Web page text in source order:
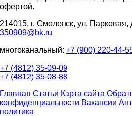
офертой.
214015, г. Смоленск, ул. Парковая,
350909@bk.ru
многоканальный: +7 (900) 220-44-
+7 (4812) 35-09-09
+7 (4812) 35-08-88
Главная Статьи Карта сайта
конфиденциальности Вакансии
политика